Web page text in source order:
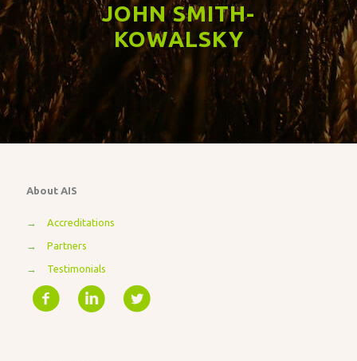
JOHN SMITH-
KOWALSKY
About AIS
→ Accreditations
→ Partners
→ Testimonials